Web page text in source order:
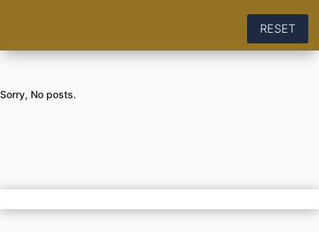
RESET
Sorry, No posts.